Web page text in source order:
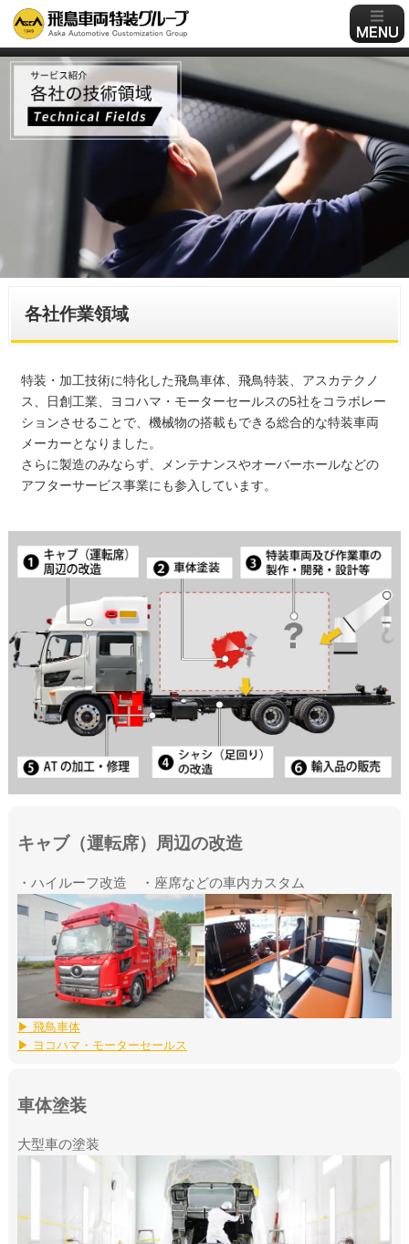
各社作業領域
特装・加工技術に特化した飛鳥車体、飛鳥特装、アスカテクノ
ス、日創工業、ヨコハマ・モーターセールスの5社をコラボレー
ションさせることで、機械物の搭載もできる総合的な特装車両
メーカーとなりました。
さらに製造のみならず、メンテナンスやオーバーホールなどの
アフターサービス事業にも参入しています。
キャブ（運転席）周辺の改造
・ハイルーフ改造 ・座席などの車内カスタム
▶ 飛鳥車体
▶ ヨコハマ・モーターセールス
車体塗装
大型車の塗装